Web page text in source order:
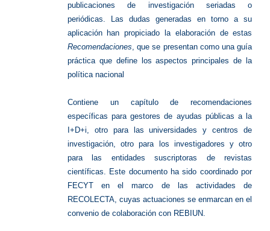
publicaciones de investigación seriadas o
periódicas. Las dudas generadas en torno a su
aplicación han propiciado la elaboración de estas
Recomendaciones, que se presentan como una guía
práctica que define los aspectos principales de la
política nacional
Contiene un capítulo de recomendaciones
específicas para gestores de ayudas públicas a la
I+D+i, otro para las universidades y centros de
investigación, otro para los investigadores y otro
para las entidades suscriptoras de revistas
científicas. Este documento ha sido coordinado por
FECYT en el marco de las actividades de
RECOLECTA, cuyas actuaciones se enmarcan en el
convenio de colaboración con REBIUN.